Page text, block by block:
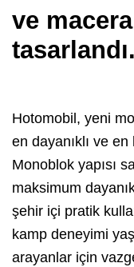
ve
tasarlandı.
Hotomobil, yeni
en dayanıklı ve
Monoblok yapısı
maksimum
şehir içi pratik
kamp deneyimi
arayanlar için